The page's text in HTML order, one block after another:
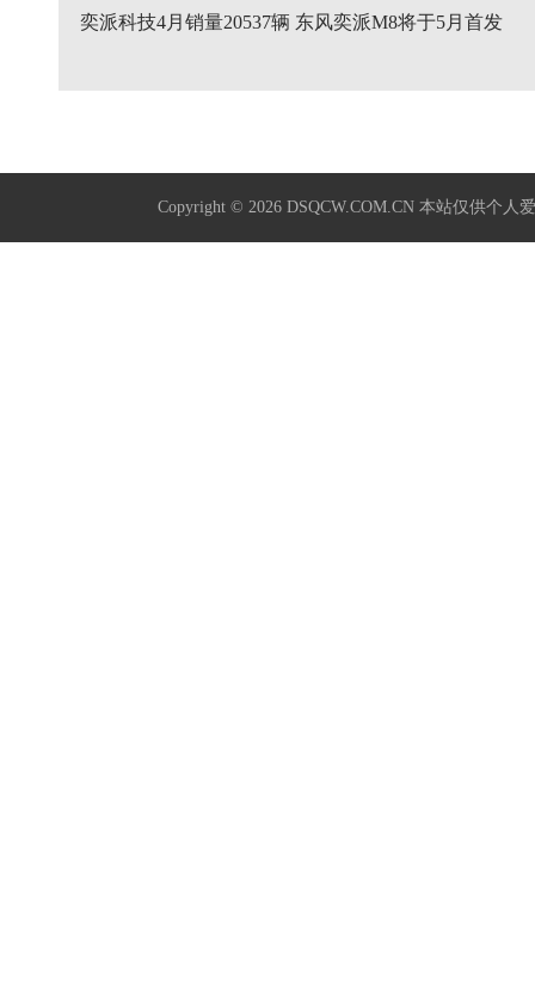
奕派科技4月销量20537辆 东风奕派M8将于5月首发
Copyright © 2026 DSQCW.COM.CN本站仅供个人爱